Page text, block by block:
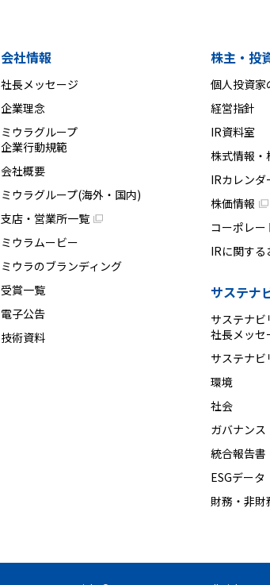
会社情報
社長メッセージ
企業理念
ミウラグループ
企業行動規範
会社概要
ミウラグループ(海外・国内)
支店・営業所一覧
ミウラムービー
ミウラのブランディング
受賞一覧
電子公告
技術資料
株主・投
個人投資家
経営指針
IR資料室
株式情報・
IRカレンダ
株価情報
コーポレー
IRに関する
サステナ
サステナビ
社長メッセ
サステナ
環境
社会
ガバナンス
統合報告書
ESGデータ
財務・非財